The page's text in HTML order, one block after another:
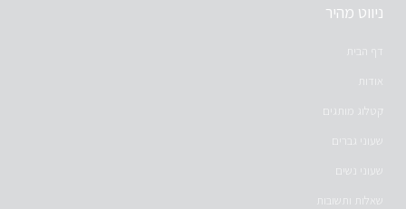
ניווט מהיר
דף הבית
אודות
קטלוג מותגים
שעוני גברים
שעוני נשים
שאלות ותשובות